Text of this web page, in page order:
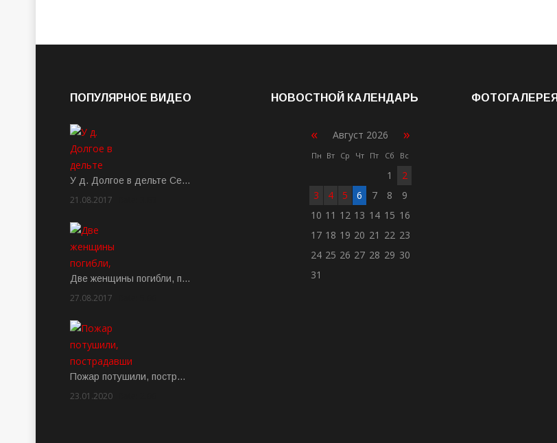
ПОПУЛЯРНОЕ ВИДЕО
У д. Долгое в дельте Се…
21.08.2017
Две женщины погибли, п…
27.08.2017
Пожар потушили, постр…
23.01.2020
НОВОСТНОЙ КАЛЕНДАРЬ
« Август 2026 »
Пн Вт Ср Чт Пт Сб Вс
1
2
3
4 5 6 7 8
9
10 11 12 13 14 15 16
17 18 19 20 21 22 23
24 25 26 27 28 29 30
31
ФОТОГАЛЕРЕЯ